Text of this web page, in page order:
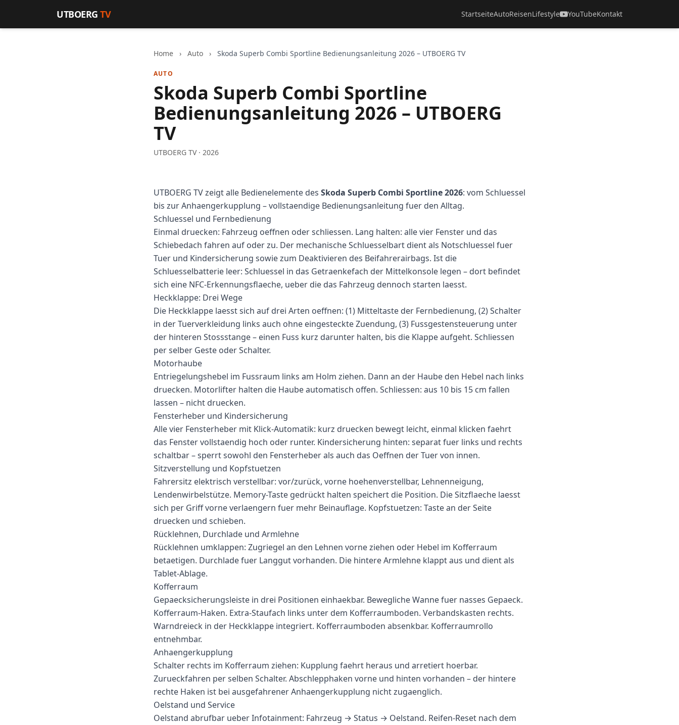
UTBOERGTV StartseiteAutoReisenLifestyle YouTubeKontakt
Home › Auto › Skoda Superb Combi Sportline Bedienungsanleitung 2026 – UTBOERG TV
AUTO
Skoda Superb Combi Sportline
Bedienungsanleitung 2026 – UTBOERG
TV
UTBOERG TV · 2026
UTBOERG TV zeigt alle Bedienelemente des Skoda Superb Combi Sportline 2026: vom Schluessel
bis zur Anhaengerkupplung – vollstaendige Bedienungsanleitung fuer den Alltag.
Schluessel und Fernbedienung
Einmal druecken: Fahrzeug oeffnen oder schliessen. Lang halten: alle vier Fenster und das
Schiebedach fahren auf oder zu. Der mechanische Schluesselbart dient als Notschluessel fuer
Tuer und Kindersicherung sowie zum Deaktivieren des Beifahrerairbags. Ist die
Schluesselbatterie leer: Schluessel in das Getraenkefach der Mittelkonsole legen – dort befindet
sich eine NFC-Erkennungsflaeche, ueber die das Fahrzeug dennoch starten laesst.
Heckklappe: Drei Wege
Die Heckklappe laesst sich auf drei Arten oeffnen: (1) Mitteltaste der Fernbedienung, (2) Schalter
in der Tuerverkleidung links auch ohne eingesteckte Zuendung, (3) Fussgestensteuerung unter
der hinteren Stossstange – einen Fuss kurz darunter halten, bis die Klappe aufgeht. Schliessen
per selber Geste oder Schalter.
Motorhaube
Entriegelungshebel im Fussraum links am Holm ziehen. Dann an der Haube den Hebel nach links
druecken. Motorlifter halten die Haube automatisch offen. Schliessen: aus 10 bis 15 cm fallen
lassen – nicht druecken.
Fensterheber und Kindersicherung
Alle vier Fensterheber mit Klick-Automatik: kurz druecken bewegt leicht, einmal klicken faehrt
das Fenster vollstaendig hoch oder runter. Kindersicherung hinten: separat fuer links und rechts
schaltbar – sperrt sowohl den Fensterheber als auch das Oeffnen der Tuer von innen.
Sitzverstellung und Kopfstuetzen
Fahrersitz elektrisch verstellbar: vor/zurück, vorne hoehenverstellbar, Lehnenneigung,
Lendenwirbelstütze. Memory-Taste gedrückt halten speichert die Position. Die Sitzflaeche laesst
sich per Griff vorne verlaengern fuer mehr Beinauflage. Kopfstuetzen: Taste an der Seite
druecken und schieben.
Rücklehnen, Durchlade und Armlehne
Rücklehnen umklappen: Zugriegel an den Lehnen vorne ziehen oder Hebel im Kofferraum
betaetigen. Durchlade fuer Langgut vorhanden. Die hintere Armlehne klappt aus und dient als
Tablet-Ablage.
Kofferraum
Gepaecksicherungsleiste in drei Positionen einhaekbar. Bewegliche Wanne fuer nasses Gepaeck.
Kofferraum-Haken. Extra-Staufach links unter dem Kofferraumboden. Verbandskasten rechts.
Warndreieck in der Heckklappe integriert. Kofferraumboden absenkbar. Kofferraumrollo
entnehmbar.
Anhaengerkupplung
Schalter rechts im Kofferraum ziehen: Kupplung faehrt heraus und arretiert hoerbar.
Zurueckfahren per selben Schalter. Abschlepphaken vorne und hinten vorhanden – der hintere
rechte Haken ist bei ausgefahrener Anhaengerkupplung nicht zugaenglich.
Oelstand und Service
Oelstand abrufbar ueber Infotainment: Fahrzeug → Status → Oelstand. Reifen-Reset nach dem